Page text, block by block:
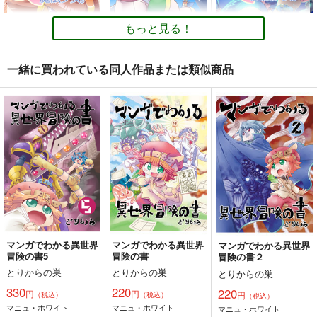
330 （税込） 1,100円（税込）
オリジナル
110円（税込）
オリジナル
オリジナル同人て売れ
るの？＋オリジナル同
人の電子書籍て売れる
の？etc…～なんだか
ぽっぽこっこ
残夏の家出（総集編）
amaretto
1,599 円（税込）
ミカゲはミカゲの背後
霊
まるちぷるCAFE
小さめの魔法師匠と大
きめの魔法少女。11
とりからの巣
440円（税込）
オリジナル
デミタス・カッフェ
マフィン・フラガ
ハルナス・アイザラ
サンプル
カート
小さめの魔法師匠と大
きめの魔法少女。10
とりからの巣
440円（税込）
オリジナル
デミタス・カッフェ
マフィン・フラガ
ハルナス・アイザラ
サンプル
小さめの魔法師匠と大
きめの魔法少女。9
とりからの巣
440円（税込）
オリジナル
デミタス・カッフェ
マフィン・フラガ
ハルナス・アイザラ
サンプル
カート
もっと見る！
一緒に買われている同人作品または類似商品
マンガでわかる異世界
冒険の書5
とりからの巣
330円 （税込）
マニュ・ホワイト
マンガでわかる異世界
冒険の書
とりからの巣
220円 （税込）
マニュ・ホワイト
マンガでわかる異世界
冒険の書２
とりからの巣
220円 （税込）
マニュ・ホワイト